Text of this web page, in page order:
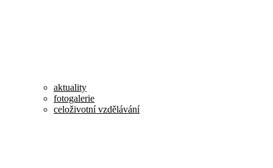
aktuality
fotogalerie
celoživotní vzdělávání